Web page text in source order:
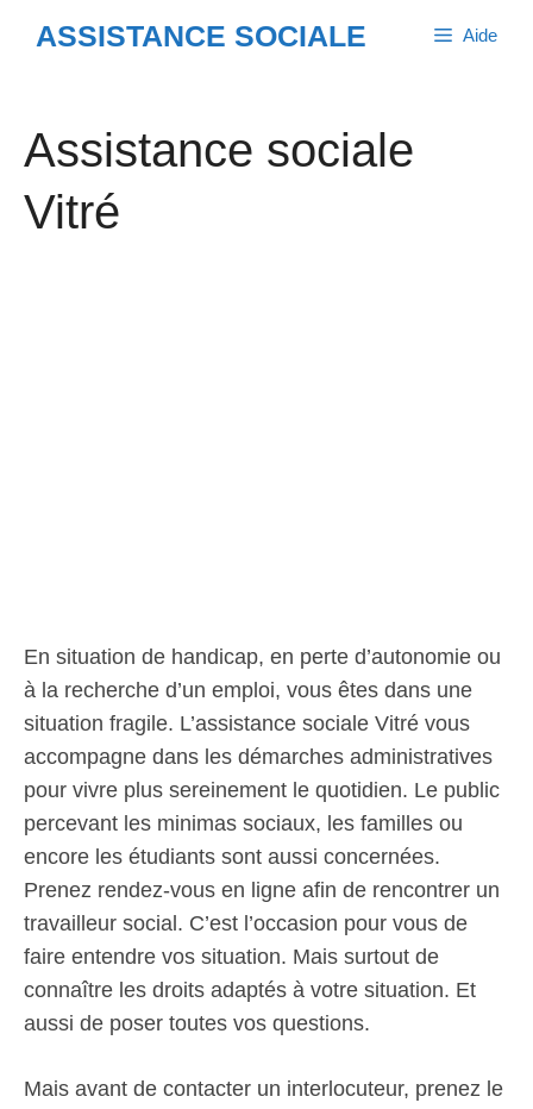
ASSISTANCE SOCIALE Aide
Assistance sociale
Vitré
En situation de handicap, en perte d’autonomie ou
à la recherche d’un emploi, vous êtes dans une
situation fragile. L’assistance sociale Vitré vous
accompagne dans les démarches administratives
pour vivre plus sereinement le quotidien. Le public
percevant les minimas sociaux, les familles ou
encore les étudiants sont aussi concernées.
Prenez rendez-vous en ligne afin de rencontrer un
travailleur social. C’est l’occasion pour vous de
faire entendre vos situation. Mais surtout de
connaître les droits adaptés à votre situation. Et
aussi de poser toutes vos questions.
Mais avant de contacter un interlocuteur, prenez le